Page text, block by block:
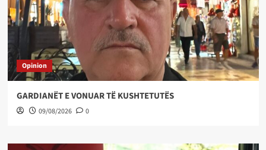
Opinion
GARDIANËT E VONUAR TË KUSHTETUTËS
09/08/2026 0